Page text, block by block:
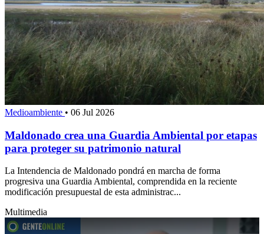
Medioambiente • 06 Jul 2026
Maldonado crea una Guardia Ambiental por etapas
para proteger su patrimonio natural
La Intendencia de Maldonado pondrá en marcha de forma
progresiva una Guardia Ambiental, comprendida en la reciente
modificación presupuestal de esta administrac...
Multimedia